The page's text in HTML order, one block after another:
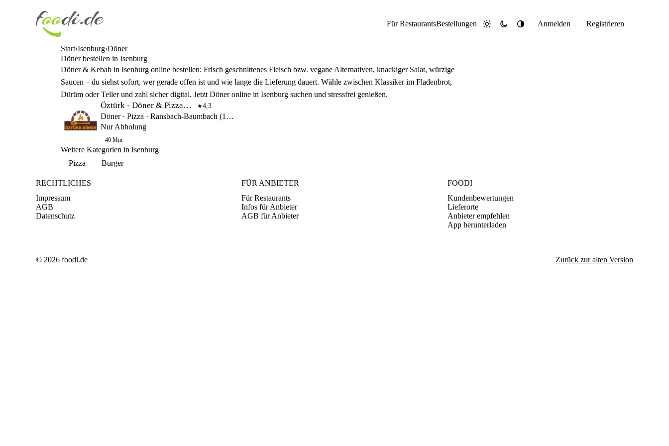
Für RestaurantsBestellungen Hell DunkelSystemAnmelden Registrieren
Start Isenburg Döner
Döner bestellen in Isenburg
Döner & Kebab in Isenburg online bestellen: Frisch geschnittenes Fleisch bzw. vegane Alternativen, knackiger Salat, würzige
Saucen – du siehst sofort, wer gerade offen ist und wie lange die Lieferung dauert. Wähle zwischen Klassiker im Fladenbrot,
Dürüm oder Teller und zahl sicher digital. Jetzt Döner online in Isenburg suchen und stressfrei genießen.
Öztürk - Döner & Pizzahaus ★4,3
Döner · Pizza · Ransbach-Baumbach (14,6 km)
Nur Abholung
40 Min
Weitere Kategorien in Isenburg
Pizza
Burger
RECHTLICHES
Impressum
AGB
Datenschutz
FÜR ANBIETER
Für Restaurants
Infos für Anbieter
AGB für Anbieter
FOODI
Kundenbewertungen
Lieferorte
Anbieter empfehlen
App herunterladen
© 2026 foodi.de Zurück zur alten Version